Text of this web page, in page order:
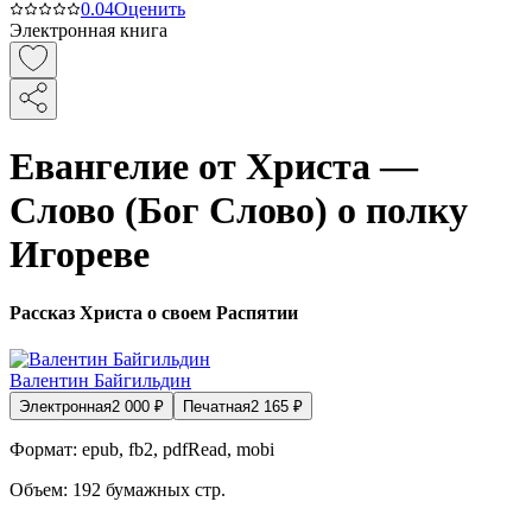
0.04Оценить
Электронная книга
Евангелие от Христа —
Слово (Бог Слово) о полку
Игореве
Рассказ Христа о своем Распятии
Валентин Байгильдин
Электронная2 000 ₽ Печатная2 165 ₽
Формат: epub, fb2, pdfRead, mobi
Объем: 192 бумажных стр.